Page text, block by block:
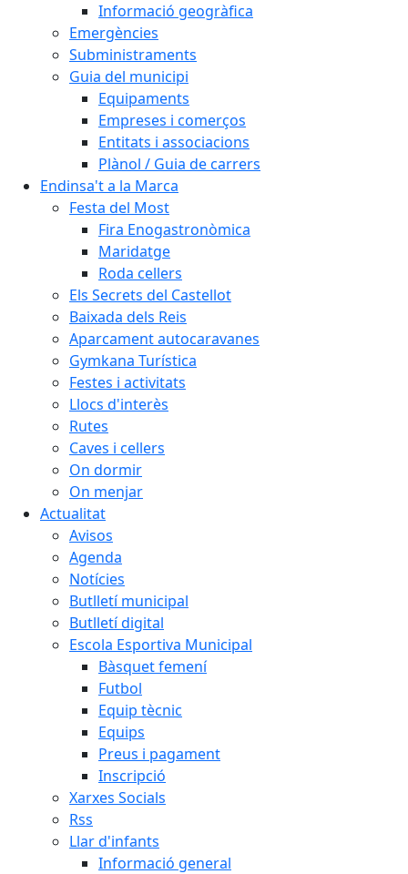
Informació geogràfica
Emergències
Subministraments
Guia del municipi
Equipaments
Empreses i comerços
Entitats i associacions
Plànol / Guia de carrers
Endinsa't a la Marca
Festa del Most
Fira Enogastronòmica
Maridatge
Roda cellers
Els Secrets del Castellot
Baixada dels Reis
Aparcament autocaravanes
Gymkana Turística
Festes i activitats
Llocs d'interès
Rutes
Caves i cellers
On dormir
On menjar
Actualitat
Avisos
Agenda
Notícies
Butlletí municipal
Butlletí digital
Escola Esportiva Municipal
Bàsquet femení
Futbol
Equip tècnic
Equips
Preus i pagament
Inscripció
Xarxes Socials
Rss
Llar d'infants
Informació general